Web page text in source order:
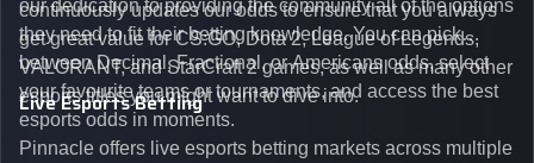
continuously updates our odds to ensure that you always
get great value for CS:GO, Dota 2, League of Legends,
VALORANT, and StarCraft 2 games, as well as many other
esports titles you might want to dive into.
our dedication to providing the community all of the options
they need to fit their betting knowledge. You can pick
between Decimal, Fractional, or Americans odds, select
your favourite teams or tournaments, and access the best
esports odds in moments.
Live Esports Betting
Pinnacle offers live esports betting markets across multiple